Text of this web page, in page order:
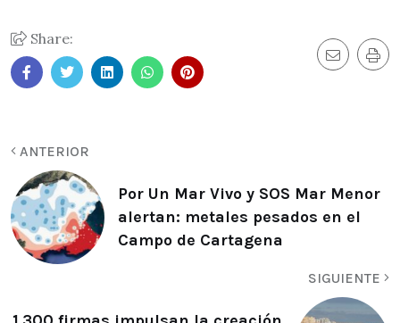
Share:
ANTERIOR
Por Un Mar Vivo y SOS Mar Menor
alertan: metales pesados en el
Campo de Cartagena
SIGUIENTE